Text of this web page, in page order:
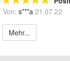
Von: s***a 21.07.22
Mehr...